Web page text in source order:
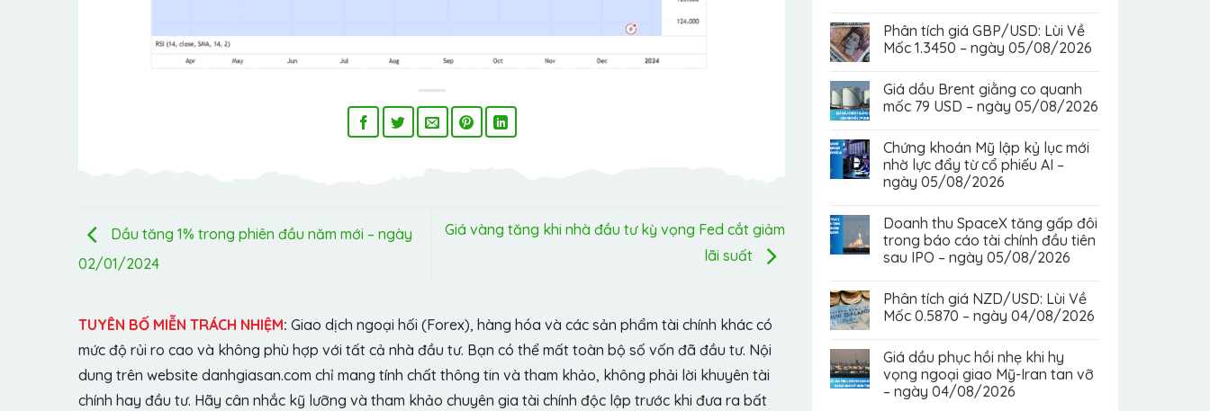
Dầu tăng 1% trong phiên đầu năm mới – ngày
02/01/2024
Giá vàng tăng khi nhà đầu tư kỳ vọng Fed cắt giảm
lãi suất
TUYÊN BỐ MIỄN TRÁCH NHIỆM: Giao dịch ngoại hối (Forex), hàng hóa và các sản phẩm tài chính khác có
mức độ rủi ro cao và không phù hợp với tất cả nhà đầu tư. Bạn có thể mất toàn bộ số vốn đã đầu tư. Nội
dung trên website danhgiasan.com chỉ mang tính chất thông tin và tham khảo, không phải lời khuyên tài
chính hay đầu tư. Hãy cân nhắc kỹ lưỡng và tham khảo chuyên gia tài chính độc lập trước khi đưa ra bất
Phân tích giá GBP/USD: Lùi Về
Mốc 1.3450 – ngày 05/08/2026
Giá dầu Brent giằng co quanh
mốc 79 USD – ngày 05/08/2026
Chứng khoán Mỹ lập kỷ lục mới
nhờ lực đẩy từ cổ phiếu AI –
ngày 05/08/2026
Doanh thu SpaceX tăng gấp đôi
trong báo cáo tài chính đầu tiên
sau IPO – ngày 05/08/2026
Phân tích giá NZD/USD: Lùi Về
Mốc 0.5870 – ngày 04/08/2026
Giá dầu phục hồi nhẹ khi hy
vọng ngoại giao Mỹ-Iran tan vỡ
– ngày 04/08/2026